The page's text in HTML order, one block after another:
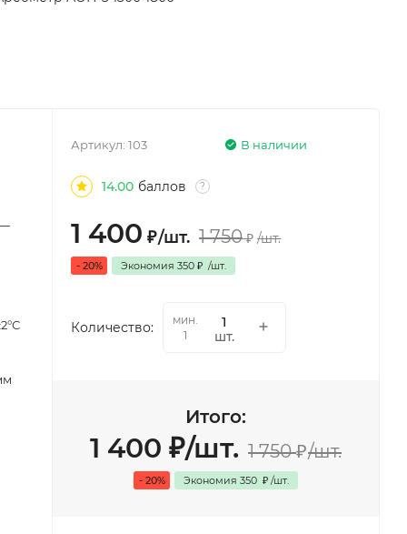
—
В наличии
Артикул:103
14.00 баллов ?
1 400 ₽/шт. 1 750 ₽ /шт.
- 20% Экономия350 ₽ /шт.
Количество:
мин.
1
шт.
Итого:
1 400 ₽/шт. 1 750 ₽/шт.
- 20% Экономия 350 ₽ /шт.